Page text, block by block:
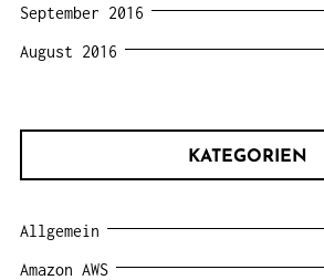
September 2016
August 2016
KATEGORIEN
Allgemein
Amazon AWS